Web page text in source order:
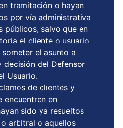
tramitación o hayan
por vía administrativa
públicos, salvo que en
el cliente o usuario
el asunto a
decisión del Defensor
Usuario.
de clientes y
encuentren en
sido ya resueltos
arbitral o aquellos